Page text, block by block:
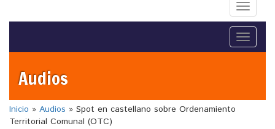
Toggle
Toggle
Audios
Inicio » Audios » Spot en castellano sobre Ordenamiento
Territorial Comunal (OTC)